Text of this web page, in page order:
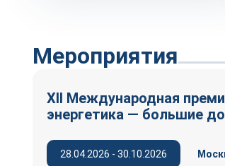
Мероприятия
XII Международная
энергетика — большие
28.04.2026 - 30.10.2026